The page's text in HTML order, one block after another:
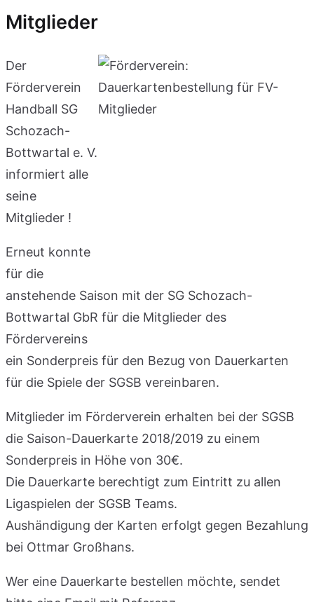
Mitglieder
Der
Förderverein
Handball SG
Schozach-
Bottwartal e. V.
informiert alle
seine
Mitglieder !
Erneut konnte
für die
anstehende Saison mit der SG Schozach-
Bottwartal GbR für die Mitglieder des
Fördervereins
ein Sonderpreis für den Bezug von Dauerkarten
für die Spiele der SGSB vereinbaren.
Mitglieder im Förderverein erhalten bei der SGSB
die Saison-Dauerkarte 2018/2019 zu einem
Sonderpreis in Höhe von 30€.
Die Dauerkarte berechtigt zum Eintritt zu allen
Ligaspielen der SGSB Teams.
Aushändigung der Karten erfolgt gegen Bezahlung
bei Ottmar Großhans.
Wer eine Dauerkarte bestellen möchte, sendet